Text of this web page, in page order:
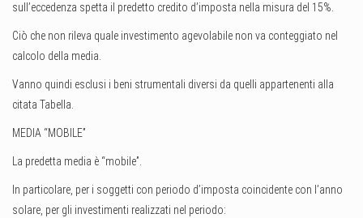
sull’eccedenza spetta il predetto credito d’imposta nella misura del 15%.
Ciò che non rileva quale investimento agevolabile non va conteggiato nel
calcolo della media.
Vanno quindi esclusi i beni strumentali diversi da quelli appartenenti alla
citata Tabella.
MEDIA “MOBILE”
La predetta media è “mobile”.
In particolare, per i soggetti con periodo d’imposta coincidente con l’anno
solare, per gli investimenti realizzati nel periodo: